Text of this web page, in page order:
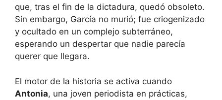
que, tras el fin de la dictadura, quedó obsoleto.
Sin embargo, García no murió; fue criogenizado
y ocultado en un complejo subterráneo,
esperando un despertar que nadie parecía
querer que llegara.
El motor de la historia se activa cuando
Antonia, una joven periodista en prácticas,